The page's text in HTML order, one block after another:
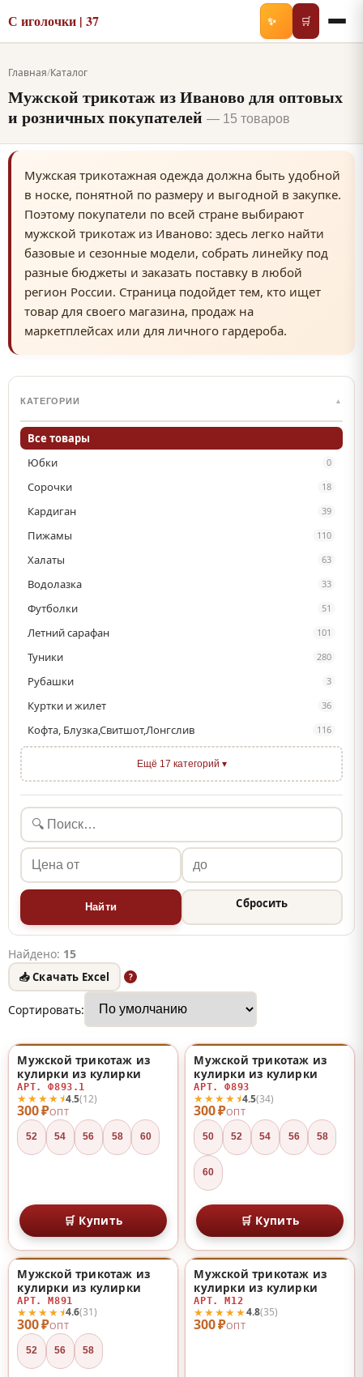
С иголочки | 37 ✨ 🛒
Главная/Каталог
Мужской трикотаж из Иваново для оптовых
и розничных покупателей — 15 товаров
Мужская трикотажная одежда должна быть удобной
в носке, понятной по размеру и выгодной в закупке.
Поэтому покупатели по всей стране выбирают
мужской трикотаж из Иваново: здесь легко найти
базовые и сезонные модели, собрать линейку под
разные бюджеты и заказать поставку в любой
регион России. Страница подойдет тем, кто ищет
товар для своего магазина, продаж на
маркетплейсах или для личного гардероба.
КАТЕГОРИИ ▲
Все товары
Юбки
0
Сорочки 18
Кардиган 39
Пижамы 110
Халаты 63
Водолазка 33
Футболки 51
Летний сарафан 101
Туники 280
Рубашки 3
Куртки и жилет 36
Кофта, Блузка,Свитшот,Лонгслив 116
Ещё 17 категорий ▾
Найти Сбросить
Найдено: 15
📥 Скачать Excel ?
Сортировать:
300 ₽ОПТ
★★★★⯨4.5(12)
Мужской трикотаж из
кулирки из кулирки
АРТ. Ф893.1
52 54 56 58 60
🛒 Купить
300 ₽ОПТ
★★★★⯨4.5(34)
Мужской трикотаж из
кулирки из кулирки
АРТ. Ф893
50 52 54 56 58
60
🛒 Купить
300 ₽ОПТ
★★★★⯨4.6(31)
Мужской трикотаж из
кулирки из кулирки
АРТ. М891
52 56 58
300 ₽ОПТ
★★★★★4.8(35)
Мужской трикотаж из
кулирки из кулирки
АРТ. М12